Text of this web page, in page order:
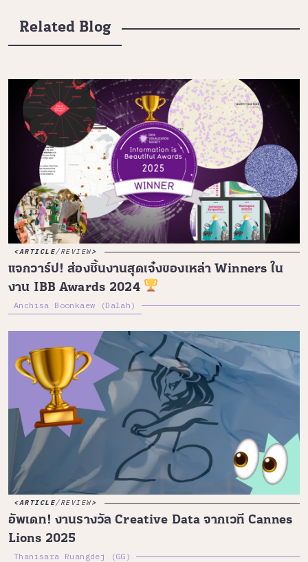
Related Blog
ARTICLE/REVIEW
แจกวาร์ป! ส่องชิ้นงานสุดเจ๋งของเหล่า Winners ใน
งาน IBB Awards 2024
Anchisa Boonkaew (Dalah)
ARTICLE/REVIEW
อัพเดท! งานรางวัล Creative Data จากเวที Cannes
Lions 2025
Thanisara Ruangdej (GG)